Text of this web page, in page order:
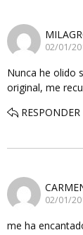
02/01/
Nunca he olido
original, me
RESPONDER
02/01/
me ha